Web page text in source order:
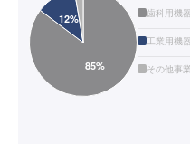
歯科用機
工業用機
その他事業